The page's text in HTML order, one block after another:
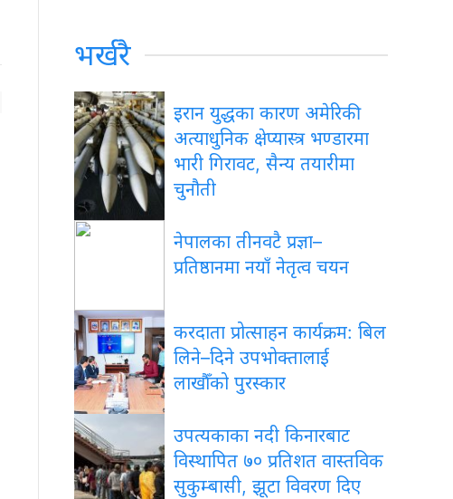
भर्खरै
इरान युद्धका कारण अमेरिकी
अत्याधुनिक क्षेप्यास्त्र भण्डारमा
भारी गिरावट, सैन्य तयारीमा
चुनौती
नेपालका तीनवटै प्रज्ञा–
प्रतिष्ठानमा नयाँ नेतृत्व चयन
करदाता प्रोत्साहन कार्यक्रम: बिल
लिने–दिने उपभोक्तालाई
लाखौँको पुरस्कार
उपत्यकाका नदी किनारबाट
विस्थापित ७० प्रतिशत वास्तविक
सुकुम्बासी, झूटा विवरण दिए